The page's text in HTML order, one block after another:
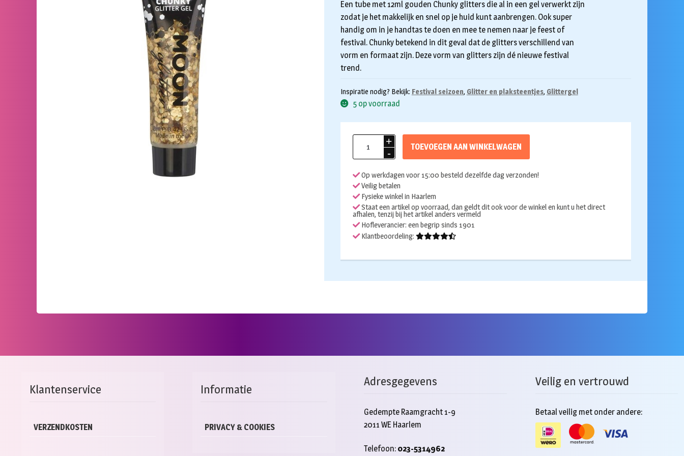
Een tube met 12ml gouden Chunky glitters die al in een gel verwerkt zijn
zodat je het makkelijk en snel op je huid kunt aanbrengen. Ook super
handig om in je handtas te doen en mee te nemen naar je feest of
festival. Chunky betekend in dit geval dat de glitters verschillend van
vorm en formaat zijn. Deze vorm van glitters zijn dé nieuwe festival
trend.
Inspiratie nodig? Bekijk: Festival seizoen, Glitter en plaksteentjes, Glittergel
5 op voorraad
glitter
Moon
holografisch
goud
12ml
aantal
TOEVOEGEN AAN WINKELWAGEN
Op werkdagen voor 15:00 besteld dezelfde dag verzonden!
Veilig betalen
Fysieke winkel in Haarlem
Staat een artikel op voorraad, dan geldt dit ook voor de winkel en kunt u het direct
afhalen, tenzij bij het artikel anders vermeld
Hofleverancier: een begrip sinds 1901
Klantbeoordeling:
Klantenservice
VERZENDKOSTEN
Informatie
PRIVACY & COOKIES
Adresgegevens
Gedempte Raamgracht 1-9
2011 WE Haarlem
Telefoon: 023-5314962
Veilig en vertrouwd
Betaal veilig met onder andere: